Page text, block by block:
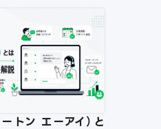
トン エーアイ）と